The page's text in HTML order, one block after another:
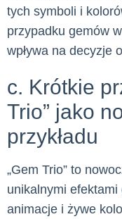
tych symboli i
przypadku gemów
wpływa na decyzje
c. Krótkie
Trio” jako
przykładu
„Gem Trio” to
unikalnymi
animacje i żywe